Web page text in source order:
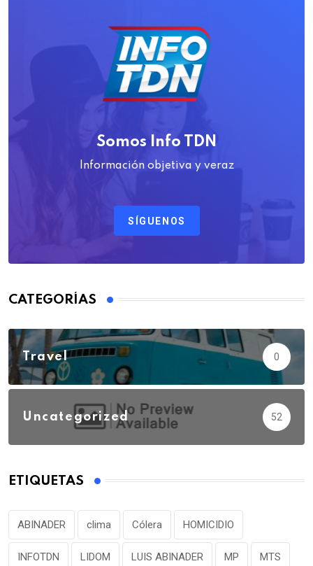
Somos Info TDN
Información objetiva y veraz
SÍGUENOS
CATEGORÍAS
Travel 0
Uncategorized 52
ETIQUETAS
ABINADER clima Cólera HOMICIDIO
INFOTDN LIDOM LUIS ABINADER MP MTS